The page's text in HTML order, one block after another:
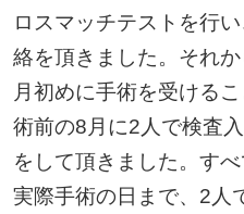
ロスマッチテストを行
絡を頂きました。それ
月初めに手術を受けるこ
術前の8月に2人で検査
をして頂きました。す
実際手術の日まで、2人